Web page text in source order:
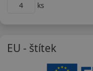
ks
EU - štítek